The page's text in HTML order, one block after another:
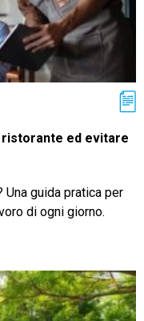
ed evitare
guida pratica per
di ogni giorno.